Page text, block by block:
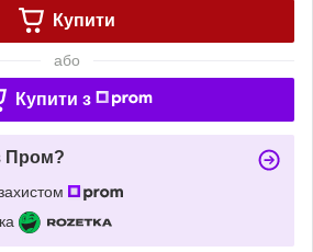
Купити
або
Купити з
Пром?